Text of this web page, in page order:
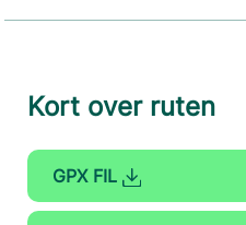
Kort over ruten
GPX FIL